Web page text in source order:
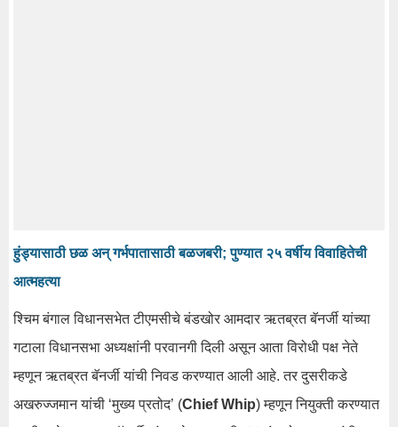
हुंड्यासाठी छळ अन् गर्भपातासाठी बळजबरी; पुण्यात २५ वर्षीय विवाहितेची
आत्महत्या
श्चिम बंगाल विधानसभेत टीएमसीचे बंडखोर आमदार ऋतब्रत बॅनर्जी यांच्या
गटाला विधानसभा अध्यक्षांनी परवानगी दिली असून आता विरोधी पक्ष नेते
म्हणून ऋतब्रत बॅनर्जी यांची निवड करण्यात आली आहे. तर दुसरीकडे
अखरुज्जमान यांची ‘मुख्य प्रतोद’ (Chief Whip) म्हणून नियुक्ती करण्यात